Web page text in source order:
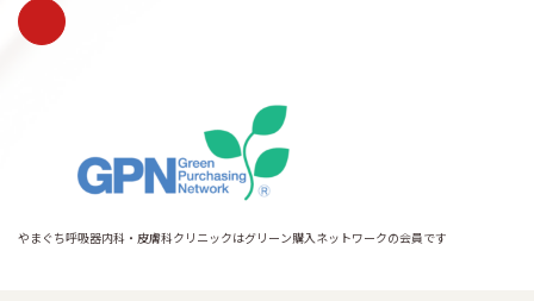
やまぐち呼吸器内科・皮膚科クリニックはグリーン購入ネットワークの会員です